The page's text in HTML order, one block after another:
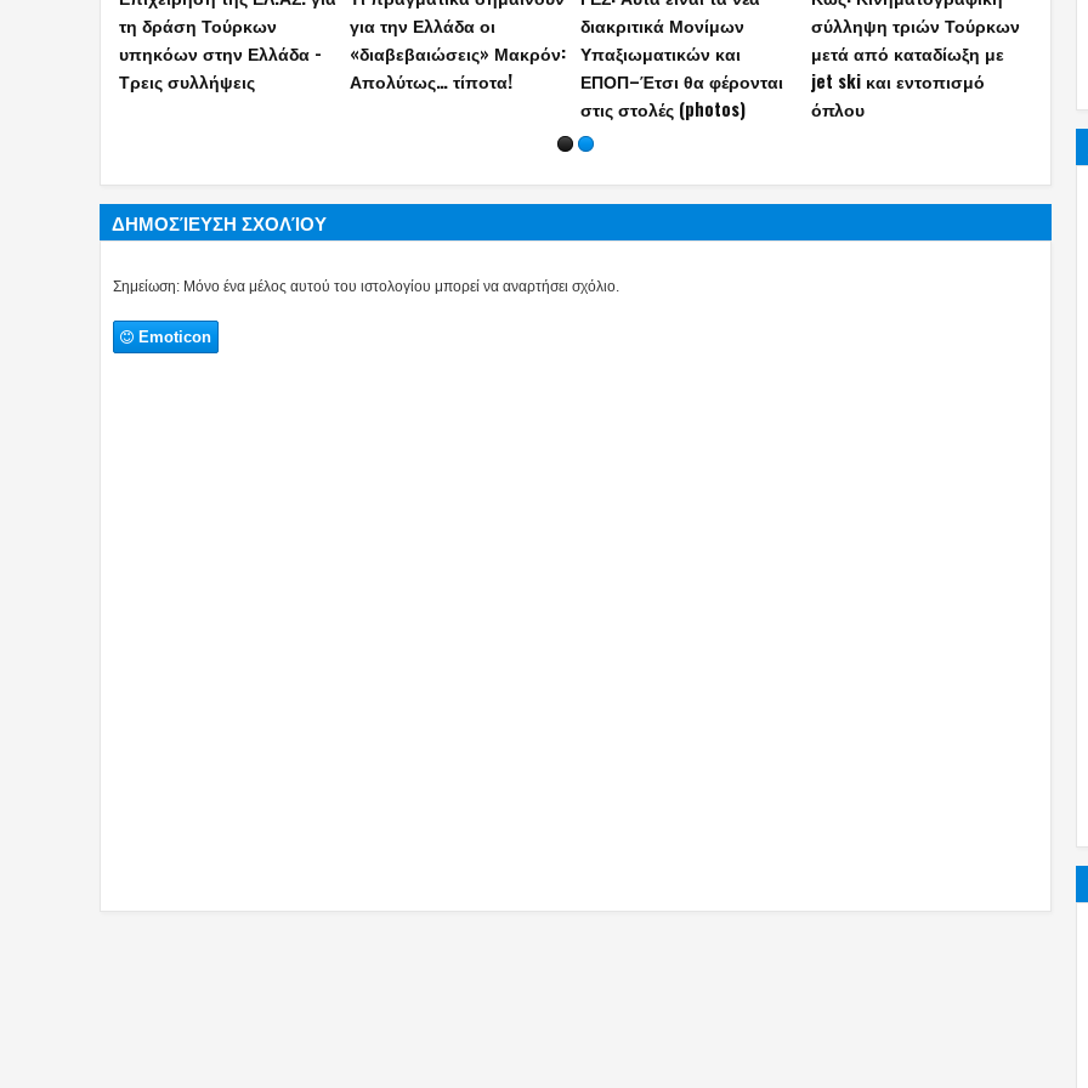
«Ινδικά όπλα μπορούν να
χτυπήσουν βαθιά μέσα
στην Τουρκία-Το Ν.Δελχί
Άγκυρας: Τι αποκαλύπτει
η έκθεση της Τουρκικής
Ακαδημίας Πληροφοριών
συστήματα που αναμένει
η Ελλάδα το 2026
στην επανέναρξη των
εργασιών για την πόντιση
του καλωδίου της
ηλεκτρικής διασύνδεσης –
περιφρούρηση του
τη
ΔΗΜΟΣΊΕΥΣΗ ΣΧΟΛΊΟΥ